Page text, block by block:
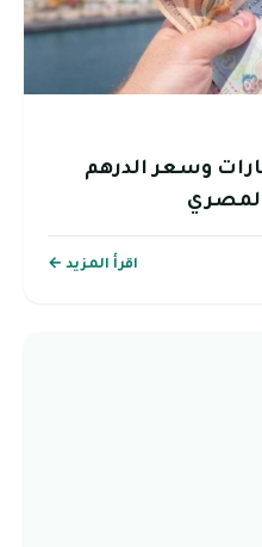
وسعر الدرهم
المصري
اقرأ المزيد ←